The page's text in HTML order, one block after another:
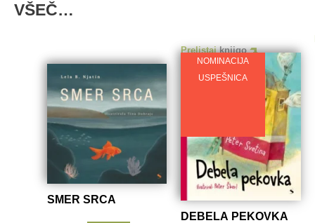
VŠEČ…
Prelistajknjigo
SMER SRCA
NOMINACIJA
USPEŠNICA
DEBELA PEKOVKA